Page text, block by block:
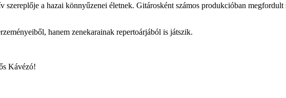
szereplője a hazai könnyűzenei életnek. Gitárosként számos produkcióban megfordult
hanem zenekarainak repertoárjából is játszik.
Kávézó!